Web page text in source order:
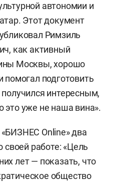
автономии и
Этот документ
Римзиль
как активный
Москвы, хорошо
помогал подготовить
интересным,
это уже не наша вина».
«БИЗНЕС Online» два
своей работе: «Цель
лет — показать, что
общество